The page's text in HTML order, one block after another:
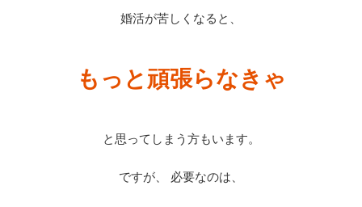
婚活が苦しくなると、
もっと頑張らなきゃ
と思ってしまう方もいます。
ですが、 必要なのは、